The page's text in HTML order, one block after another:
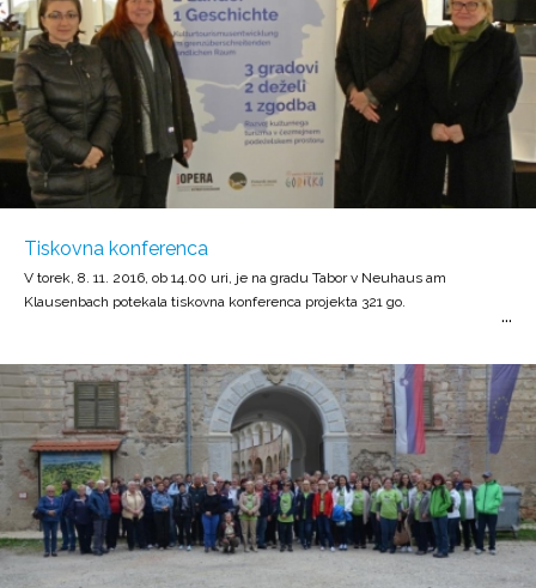
Tiskovna konferenca
V torek, 8. 11. 2016, ob 14.00 uri, je na gradu Tabor v Neuhaus am
Klausenbach potekala tiskovna konferenca projekta 321 go.